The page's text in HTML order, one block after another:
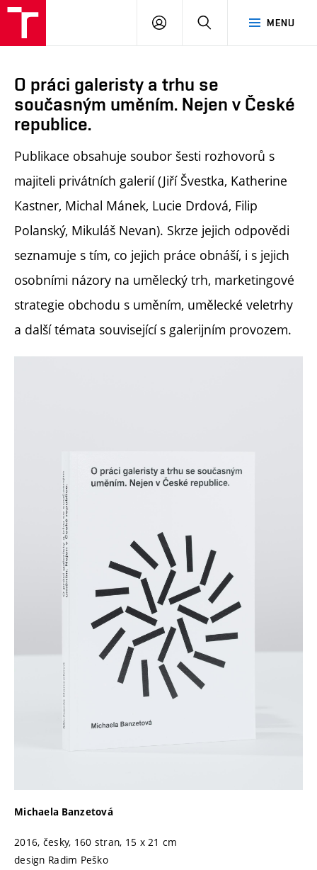
MENU
PŘIHLÁSIT
O práci galeristy a trhu se
současným uměním. Nejen v České
republice.
Publikace obsahuje soubor šesti rozhovorů s
majiteli privátních galerií (Jiří Švestka, Katherine
Kastner, Michal Mánek, Lucie Drdová, Filip
Polanský, Mikuláš Nevan). Skrze jejich odpovědi
seznamuje s tím, co jejich práce obnáší, i s jejich
osobními názory na umělecký trh, marketingové
strategie obchodu s uměním, umělecké veletrhy
a další témata související s galerijním provozem.
Michaela Banzetová
2016, česky, 160 stran, 15 x 21 cm
design Radim Peško